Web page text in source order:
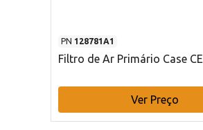
PN 128781A1
Filtro de Ar Primário Case CE
Ver Preço